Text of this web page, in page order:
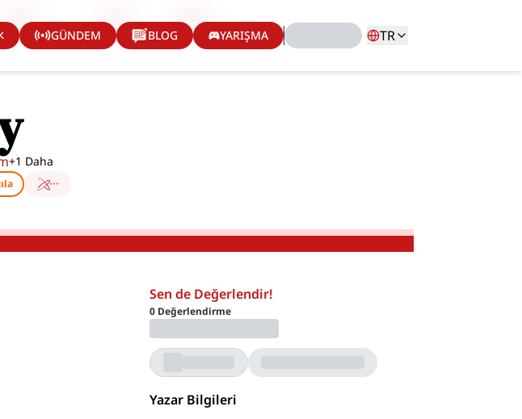
GÜNDEM BLOG YARIŞMA TR
+1 Daha
Sen de Değerlendir!
0 Değerlendirme
Yazar Bilgileri